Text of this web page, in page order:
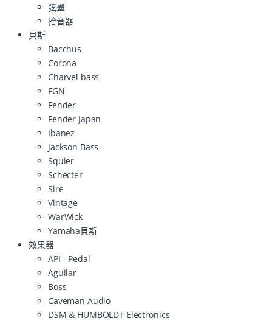
弦墨
拾音器
貝斯
Bacchus
Corona
Charvel bass
FGN
Fender
Fender Japan
Ibanez
Jackson Bass
Squier
Schecter
Sire
Vintage
WarWick
Yamaha貝斯
效果器
API - Pedal
Aguilar
Boss
Caveman Audio
DSM & HUMBOLDT Electronics